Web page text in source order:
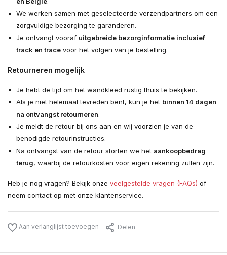
We werken samen met geselecteerde verzendpartners om een
zorgvuldige bezorging te garanderen.
Je ontvangt vooraf uitgebreide bezorginformatie inclusief
track en tracevoor het volgen van je bestelling.
Retourneren mogelijk
Je hebt de tijd om het wandkleed rustig thuis te bekijken.
Als je niet helemaal tevreden bent, kun je het binnen 14 dagen
na ontvangst retourneren.
Je meldt de retour bij ons aan en wij voorzien je van de
benodigde retourinstructies.
Na ontvangst van de retour storten we het aankoopbedrag
terug, waarbij de retourkosten voor eigen rekening zullen zijn.
Heb je nog vragen? Bekijk onze veelgestelde vragen (FAQs) of
neem contact op met onze klantenservice.
Aan verlanglijst toevoegen Delen